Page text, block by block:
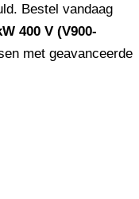
Bestel vandaag
400 V (V900-
met geavanceerde